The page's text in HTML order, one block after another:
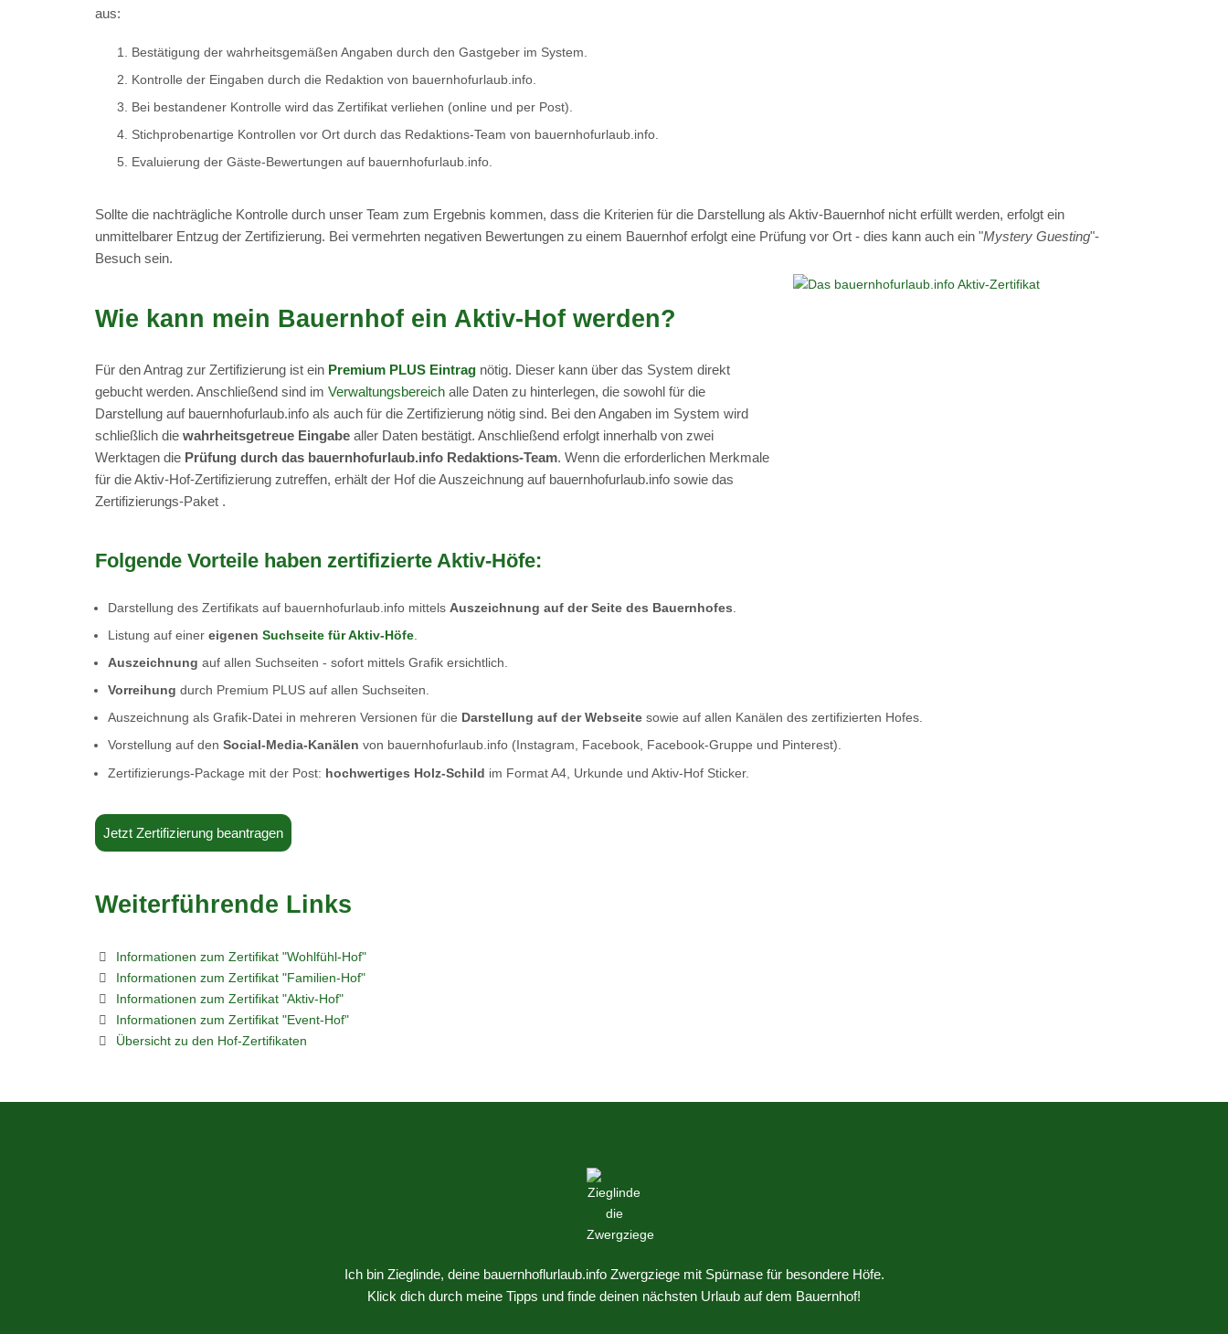
aus:
Bestätigung der wahrheitsgemäßen Angaben durch den Gastgeber im System.
Kontrolle der Eingaben durch die Redaktion von bauernhofurlaub.info.
Bei bestandener Kontrolle wird das Zertifikat verliehen (online und per Post).
Stichprobenartige Kontrollen vor Ort durch das Redaktions-Team von bauernhofurlaub.info.
Evaluierung der Gäste-Bewertungen auf bauernhofurlaub.info.
Sollte die nachträgliche Kontrolle durch unser Team zum Ergebnis kommen, dass die Kriterien für die Darstellung als Aktiv-Bauernhof nicht erfüllt werden, erfolgt ein
unmittelbarer Entzug der Zertifizierung. Bei vermehrten negativen Bewertungen zu einem Bauernhof erfolgt eine Prüfung vor Ort - dies kann auch ein "Mystery Guesting"-
Besuch sein.
Wie kann mein Bauernhof ein Aktiv-Hof werden?
Für den Antrag zur Zertifizierung ist ein Premium PLUS Eintragnötig. Dieser kann über das System direkt
gebucht werden. Anschließend sind im Verwaltungsbereichalle Daten zu hinterlegen, die sowohl für die
Darstellung auf bauernhofurlaub.info als auch für die Zertifizierung nötig sind. Bei den Angaben im System wird
schließlich die wahrheitsgetreue Eingabealler Daten bestätigt. Anschließend erfolgt innerhalb von zwei
Werktagen die Prüfung durch das bauernhofurlaub.info Redaktions-Team. Wenn die erforderlichen Merkmale
für die Aktiv-Hof-Zertifizierung zutreffen, erhält der Hof die Auszeichnung auf bauernhofurlaub.info sowie das
Zertifizierungs-Paket .
Folgende Vorteile haben zertifizierte Aktiv-Höfe:
Darstellung des Zertifikats auf bauernhofurlaub.info mittels Auszeichnung auf der Seite des Bauernhofes
Listung auf einer eigenen Suchseite für Aktiv-Höfe.
Auszeichnung auf allen Suchseiten - sofort mittels Grafik ersichtlich.
Vorreihung durch Premium PLUS auf allen Suchseiten.
Auszeichnung als Grafik-Datei in mehreren Versionen für die Darstellung auf der Webseitesowie auf allen Kanälen des zertifizierten Hofes.
Vorstellung auf den Social-Media-Kanälen von bauernhofurlaub.info (Instagram, Facebook, Facebook-Gruppe und Pinterest).
Zertifizierungs-Package mit der Post: hochwertiges Holz-Schild im Format A4, Urkunde und Aktiv-Hof Sticker.
Jetzt Zertifizierung beantragen
Weiterführende Links
Informationen zum Zertifikat "Wohlfühl-Hof"
Informationen zum Zertifikat "Familien-Hof"
Informationen zum Zertifikat "Aktiv-Hof"
Informationen zum Zertifikat "Event-Hof"
Übersicht zu den Hof-Zertifikaten
Ich bin Zieglinde, deine bauernhoflurlaub.info Zwergziege mit Spürnase für besondere Höfe.
Klick dich durch meine Tipps und finde deinen nächsten Urlaub auf dem Bauernhof!